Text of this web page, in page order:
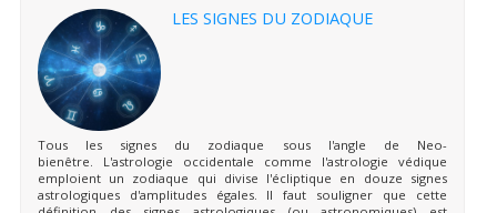
LES SIGNES DU ZODIAQUE
Tous les signes du zodiaque sous l'angle de Neo-
bienêtre. L'astrologie occidentale comme l'astrologie védique
emploient un zodiaque qui divise l'écliptique en douze signes
astrologiques d'amplitudes égales. Il faut souligner que cette